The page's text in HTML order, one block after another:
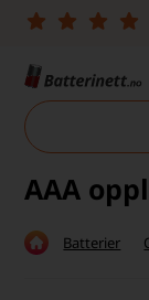
Leveringstid
Toll, moms
Tlf. er stengt
AAA
Batterier